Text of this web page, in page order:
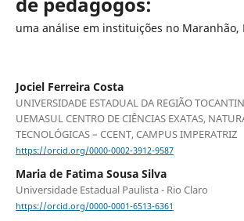
uma análise em instituições no Maranhão,
Jociel Ferreira Costa
UNIVERSIDADE ESTADUAL DA REGIÃO
UEMASUL CENTRO DE CIÊNCIAS EXATAS,
TECNOLÓGICAS – CCENT, CAMPUS IMPERATRIZ
https://orcid.org/0000-0002-3912-9587
Maria de Fatima Sousa Silva
Universidade Estadual Paulista - Rio Claro
https://orcid.org/0000-0001-6513-6361